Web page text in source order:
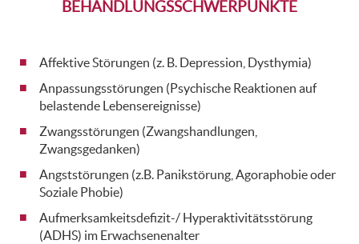
BEHANDLUNGSSCHWERPUNKTE
Affektive Störungen (z. B. Depression, Dysthymia)
Anpassungsstörungen (Psychische Reaktionen auf
belastende Lebensereignisse)
Zwangsstörungen (Zwangshandlungen,
Zwangsgedanken)
Angststörungen (z.B. Panikstörung, Agoraphobie oder
Soziale Phobie)
Aufmerksamkeitsdefizit-/ Hyperaktivitätsstörung
(ADHS) im Erwachsenenalter